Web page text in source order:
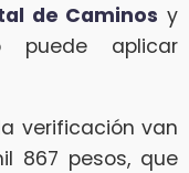
de Caminos y
puede aplicar
verificación van
867 pesos, que